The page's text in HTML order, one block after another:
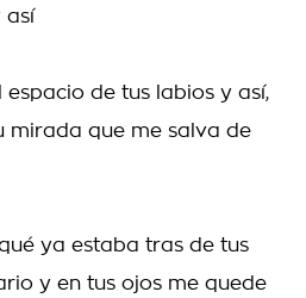
así
espacio de tus labios y así,
mirada que me salva de
ya estaba tras de tus
y en tus ojos me quede